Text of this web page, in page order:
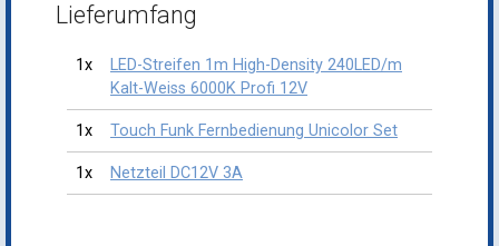
Lieferumfang
1x
LED-Streifen 1m High-Density 240LED/m
Kalt-Weiss 6000K Profi 12V
1x Touch Funk Fernbedienung Unicolor Set
1x Netzteil DC12V 3A